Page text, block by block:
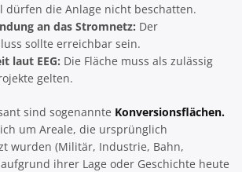
dürfen die Anlage nicht beschatten.
an das Stromnetz: Der
sollte erreichbar sein.
laut EEG: Die Fläche muss als zulässig
gelten.
sind sogenannte Konversionsflächen.
um Areale, die ursprünglich
wurden (Militär, Industrie, Bahn,
ihrer Lage oder Geschichte heute